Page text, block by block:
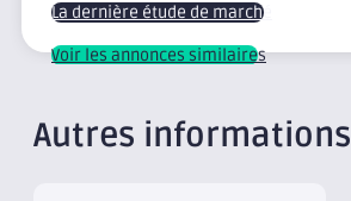
La dernière étude de marché
Voir les annonces similaires
Autres informations